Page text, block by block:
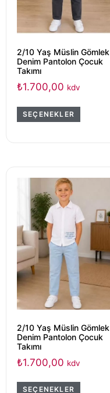
2/10 Yaş Müslin Gömlek
Denim Pantolon Çocuk
Takımı
₺1.700,00 kdv
SEÇENEKLER
2/10 Yaş Müslin Gömlek
Denim Pantolon Çocuk
Takımı
₺1.700,00 kdv
SEÇENEKLER